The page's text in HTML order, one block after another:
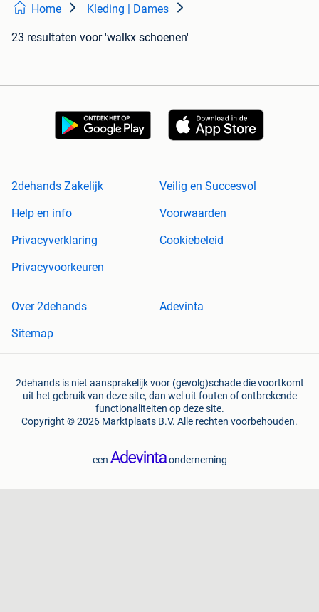
Home Kleding | Dames
23 resultaten voor 'walkx schoenen'
2dehands Zakelijk
Veilig en Succesvol
Help en info
Voorwaarden
Privacyverklaring
Cookiebeleid
Privacyvoorkeuren
Over 2dehands
Adevinta
Sitemap
2dehands is niet aansprakelijk voor (gevolg)schade die voortkomt
uit het gebruik van deze site, dan wel uit fouten of ontbrekende
functionaliteiten op deze site.
Copyright © 2026 Marktplaats B.V. Alle rechten voorbehouden.
een onderneming